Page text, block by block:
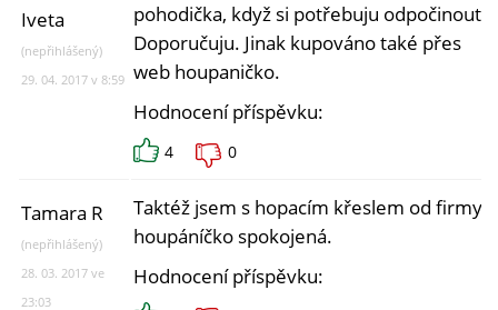
Iveta
(nepřihlášený)
29. 04. 2017 v 8:59
pohodička, když si potřebuju odpočinout.
Doporučuju. Jinak kupováno také přes
web houpaničko.
Hodnocení příspěvku:
4 0
Tamara R
(nepřihlášený)
28. 03. 2017 ve
23:03
Taktéž jsem s hopacím křeslem od firmy
houpáníčko spokojená.
Hodnocení příspěvku: